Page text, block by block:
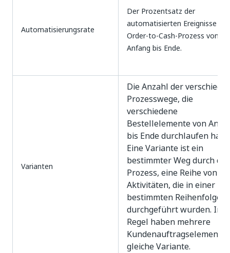
Automatisierungsrate
Der Prozentsatz der
automatisierten Ereignisse im
Order-to-Cash-Prozess von
Anfang bis Ende.
Varianten
Die Anzahl der
Prozesswege, die
verschiedene
Bestellelemente von
bis Ende durchlaufen
Eine Variante ist ein
bestimmter Weg durch
Prozess, eine Reihe von
Aktivitäten, die in einer
bestimmten Reihenfolge
durchgeführt wurden. In
Regel haben mehrere
Kundenauftragselemente
gleiche Variante.